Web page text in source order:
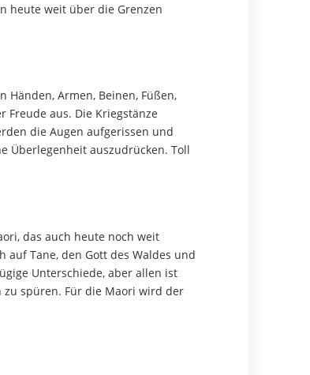
heute weit über die Grenzen
Armen, Beinen, Füßen,
Freude aus. Die Kriegstänze
die Augen aufgerissen und
Überlegenheit auszudrücken. Toll
das auch heute noch weit
Tane, den Gott des Waldes und
Unterschiede, aber allen ist
spüren. Für die Maori wird der